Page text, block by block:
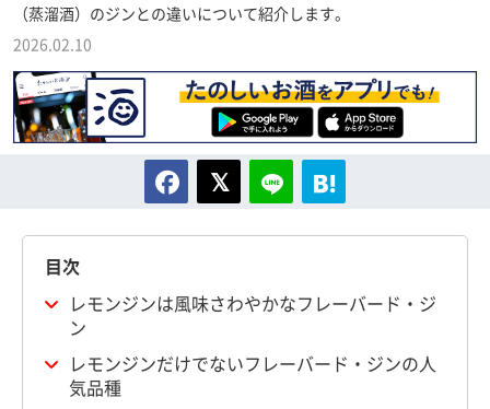
（蒸溜酒）のジンとの違いについて紹介します。
2026.02.10
目次
レモンジンは風味さわやかなフレーバード・ジ
ン
レモンジンだけでないフレーバード・ジンの人
気品種